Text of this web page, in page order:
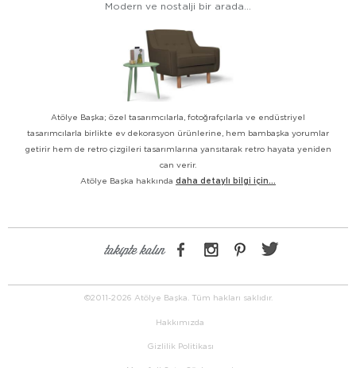
Modern ve nostalji bir arada...
Atölye Başka; özel tasarımcılarla, fotoğrafçılarla ve endüstriyel
tasarımcılarla birlikte ev dekorasyon ürünlerine, hem bambaşka yorumlar
getirir hem de retro çizgileri tasarımlarına yansıtarak retro hayata yeniden
can verir.
Atölye Başka hakkında daha detaylı bilgi için...
takipte kalın
©2011-2026 Atölye Başka. Tüm hakları saklıdır.
Hakkımızda
Gizlilik Politikası